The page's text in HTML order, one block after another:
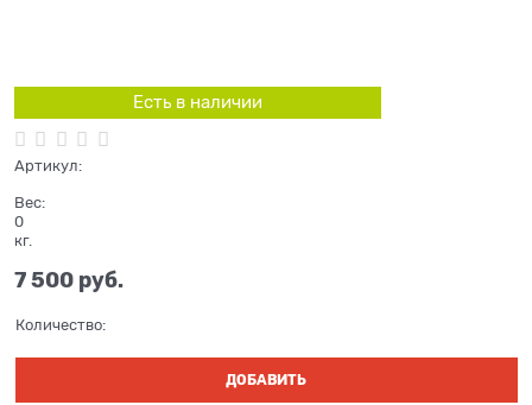
Есть в наличии
Артикул:
Вес:
0
кг.
7 500 руб.
Количество:
ДОБАВИТЬ